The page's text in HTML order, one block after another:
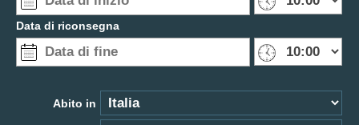
Data di riconsegna
Abito in